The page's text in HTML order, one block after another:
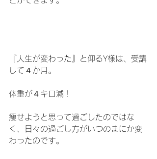
『人生が変わった』と仰るY様は、受講
して４か月。
体重が４キロ減！
瘦せようと思って過ごしたのではな
く、日々の過ごし方がいつのまにか変
わったのです。